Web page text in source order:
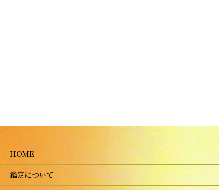
HOME
鑑定について